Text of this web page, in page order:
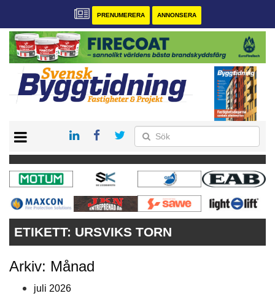
PRENUMERERA ANNONSERA
PRENUMERERA
VÅRA ANDRA MAGASIN
ANNONSERA
ETIKETT: URSVIKS TORN
Arkiv: Månad
juli 2026